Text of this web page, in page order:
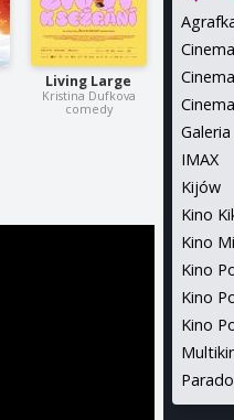
Living Large
Kristina Dufkova
comedy
IMAX
Kijów
Kino
Kino
Kino
Kino
Kino